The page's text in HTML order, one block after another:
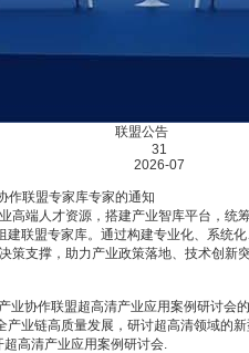
联盟公告
31
2026-07
作联盟专家库专家的通知
高端人才资源，搭建产业智库平台，统
建联盟专家库。通过构建专业化、系统
策支撑，助力产业政策落地、技术创新
业协作联盟超高清产业应用案例研讨会
产业链高质量发展，研讨超高清领域的
高清产业应用案例研讨会.